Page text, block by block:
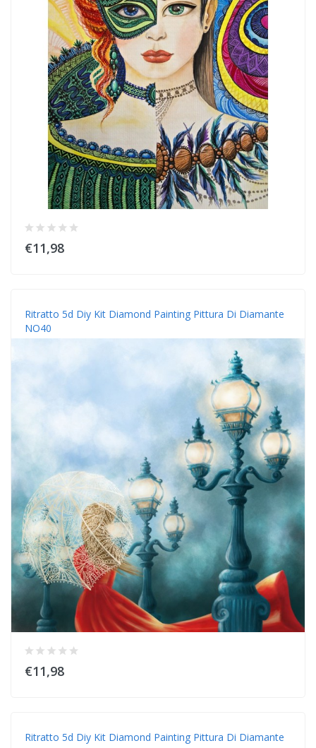
€11,98
Ritratto 5d Diy Kit Diamond Painting Pittura Di Diamante
NO40
€11,98
Ritratto 5d Diy Kit Diamond Painting Pittura Di Diamante